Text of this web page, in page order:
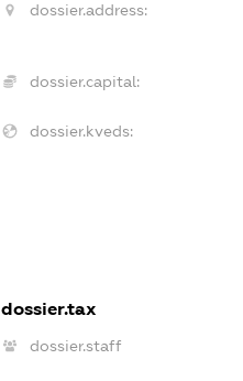
dossier.address:
dossier.capital:
dossier.kveds:
dossier.tax
dossier.staff